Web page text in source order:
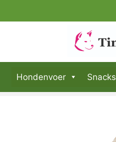
Hondenvoer Snacks